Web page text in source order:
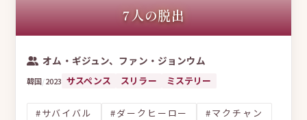
7人の脱出
オム・ギジュン、ファン・ジョンウム
韓国/2023 サスペンス スリラー ミステリー
#サバイバル #ダークヒーロー
#マクチャン